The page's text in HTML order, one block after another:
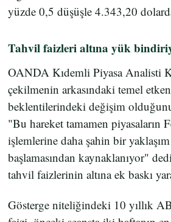
yüzde 0,5 düşüşle 4.343,20
Tahvil faizleri altına yük
OANDA Kıdemli Piyasa Analisti
çekilmenin arkasındaki temel
beklentilerindeki değişim
"Bu hareket tamamen piyasaların
işlemlerine daha şahin bir
başlamasından kaynaklanıyor"
tahvil faizlerinin altına ek baskı
Gösterge niteliğindeki 10 yıllık